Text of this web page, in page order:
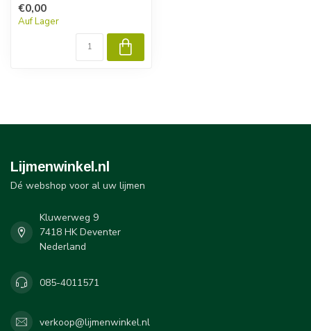
€0,00
Auf Lager
Lijmenwinkel.nl
Dé webshop voor al uw lijmen
Kluwerweg 9
7418 HK Deventer
Nederland
085-4011571
verkoop@lijmenwinkel.nl